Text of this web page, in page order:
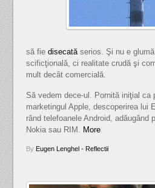
să fie disecatăserios. Şi nu e
scificţională, ci realitate crudă şi
mult decât comercială.
Să vedem dece-ul. Pornită iniţial ca
marketingul Apple, descoperirea lui
rând telefoanele Android, adăugând
Nokia sau RIM. More
By Eugen Lenghel• Reflectii